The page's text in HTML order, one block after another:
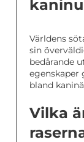
Världens
sin
bedårande
bland
Vilka